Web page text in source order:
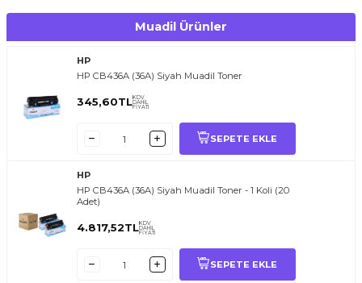
Muadil Ürünler
HP
HP CB436A (36A) Siyah Muadil Toner
345,60TLKDV
DAHİL
FİYATI
SEPETE EKLE
HP
HP CB436A (36A) Siyah Muadil Toner - 1 Koli (20
Adet)
4.817,52TLKDV
DAHİL
FİYATI
SEPETE EKLE